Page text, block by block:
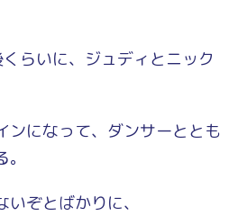
らいに、ジュディとニック
ンになって、ダンサーととも
ぞとばかりに、